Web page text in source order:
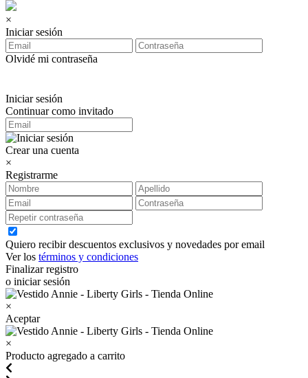
×
Iniciar sesión
Olvidé mi contraseña
Iniciar sesión
Continuar como invitado
Crear una cuenta
×
Registrarme
Quiero recibir descuentos exclusivos y novedades por email
Ver los términos y condiciones
Finalizar registro
o iniciar sesión
×
Aceptar
×
Producto agregado a carrito